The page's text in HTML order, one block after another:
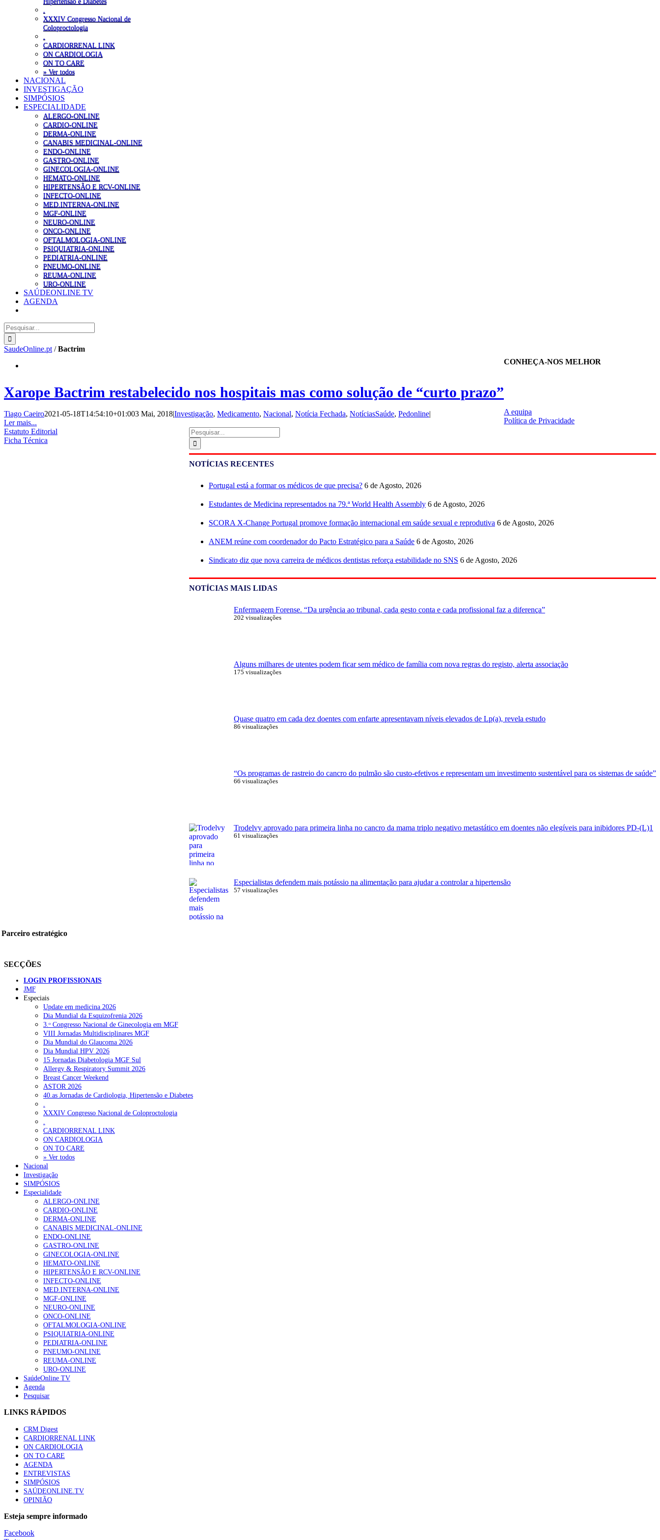
XXXIV Congresso Nacional de
Coloproctologia
CARDIORRENAL LINK
ON CARDIOLOGIA
ON TO CARE
» Ver todos
NACIONAL
INVESTIGAÇÃO
SIMPÓSIOS
ESPECIALIDADE
ALERGO-ONLINE
CARDIO-ONLINE
DERMA-ONLINE
CANABIS MEDICINAL-ONLINE
ENDO-ONLINE
GASTRO-ONLINE
GINECOLOGIA-ONLINE
HEMATO-ONLINE
HIPERTENSÃO E RCV-ONLINE
INFECTO-ONLINE
MED.INTERNA-ONLINE
MGF-ONLINE
NEURO-ONLINE
ONCO-ONLINE
OFTALMOLOGIA-ONLINE
PSIQUIATRIA-ONLINE
PEDIATRIA-ONLINE
PNEUMO-ONLINE
REUMA-ONLINE
URO-ONLINE
SAÚDEONLINE TV
AGENDA
Pesquisar
SaudeOnline.pt /Bactrim
Xarope Bactrim restabelecido nos hospitais mas como solução de “curto prazo”
Tiago Caeiro2021-05-18T14:54:10+01:003 Mai, 2018|Investigação, Medicamento, Nacional, Notícia Fechada, NotíciasSaúde, Pedonline|
Ler mais...
Pesquisar
NOTÍCIAS RECENTES
Portugal está a formar os médicos de que precisa? 6 de Agosto, 2026
Estudantes de Medicina representados na 79.ª World Health Assembly 6 de Agosto, 2026
SCORA X-Change Portugal promove formação internacional em saúde sexual e reprodutiva 6 de Agosto, 2026
ANEM reúne com coordenador do Pacto Estratégico para a Saúde 6 de Agosto, 2026
Sindicato diz que nova carreira de médicos dentistas reforça estabilidade no SNS 6 de Agosto, 2026
NOTÍCIAS MAIS LIDAS
Enfermagem Forense. “Da urgência ao tribunal, cada gesto conta e cada profissional faz a diferença”
202 visualizações
Alguns milhares de utentes podem ficar sem médico de família com nova regras do registo, alerta associação
175 visualizações
Quase quatro em cada dez doentes com enfarte apresentavam níveis elevados de Lp(a), revela estudo
86 visualizações
“Os programas de rastreio do cancro do pulmão são custo-efetivos e representam um investimento sustentável para os sistemas de saúde”
66 visualizações
Trodelvy aprovado para primeira linha no cancro da mama triplo negativo metastático em doentes não elegíveis para inibidores PD-(L)1
61 visualizações
Especialistas defendem mais potássio na alimentação para ajudar a controlar a hipertensão
57 visualizações
CONHEÇA-NOS MELHOR
A equipa
Política de Privacidade
Estatuto Editorial
Ficha Técnica
Parceiro estratégico
SECÇÕES
LOGIN PROFISSIONAIS
JMF
Especiais
Update em medicina 2026
Dia Mundial da Esquizofrenia 2026
3.ᵒ Congresso Nacional de Ginecologia em MGF
VIII Jornadas Multidisciplinares MGF
Dia Mundial do Glaucoma 2026
Dia Mundial HPV 2026
15 Jornadas Diabetologia MGF Sul
Allergy & Respiratory Summit 2026
Breast Cancer Weekend
ASTOR 2026
40.as Jornadas de Cardiologia, Hipertensão e Diabetes
XXXIV Congresso Nacional de Coloproctologia
CARDIORRENAL LINK
ON CARDIOLOGIA
ON TO CARE
» Ver todos
Nacional
Investigação
SIMPÓSIOS
Especialidade
ALERGO-ONLINE
CARDIO-ONLINE
DERMA-ONLINE
CANABIS MEDICINAL-ONLINE
ENDO-ONLINE
GASTRO-ONLINE
GINECOLOGIA-ONLINE
HEMATO-ONLINE
HIPERTENSÃO E RCV-ONLINE
INFECTO-ONLINE
MED.INTERNA-ONLINE
MGF-ONLINE
NEURO-ONLINE
ONCO-ONLINE
OFTALMOLOGIA-ONLINE
PSIQUIATRIA-ONLINE
PEDIATRIA-ONLINE
PNEUMO-ONLINE
REUMA-ONLINE
URO-ONLINE
SaúdeOnline TV
Agenda
Pesquisar
LINKS RÁPIDOS
CRM Digest
CARDIORRENAL LINK
ON CARDIOLOGIA
ON TO CARE
AGENDA
ENTREVISTAS
SIMPÓSIOS
SAÚDEONLINE.TV
OPINIÃO
Esteja sempre informado
Facebook